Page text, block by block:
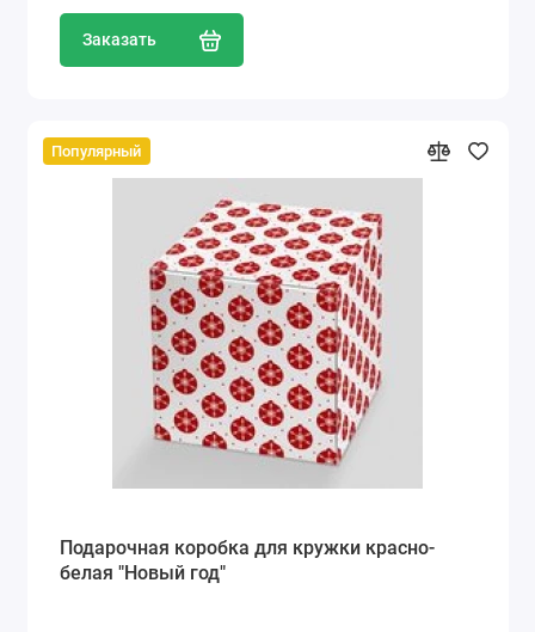
Заказать
Популярный
Подарочная коробка для кружки красно-
белая "Новый год"